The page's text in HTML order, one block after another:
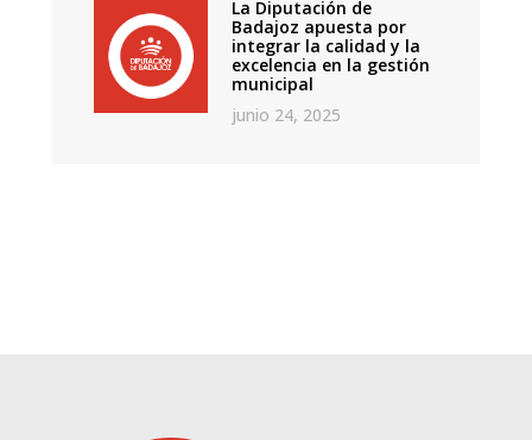
La Diputación de
Badajoz apuesta por
integrar la calidad y la
excelencia en la gestión
municipal
junio 24, 2025